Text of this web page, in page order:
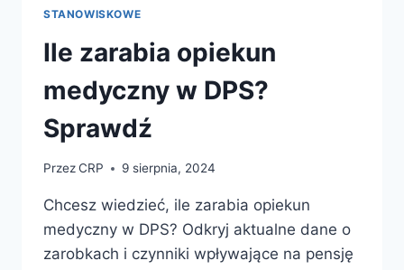
STANOWISKOWE
Ile zarabia opiekun
medyczny w DPS?
Sprawdź
PrzezCRP 9 sierpnia, 2024
Chcesz wiedzieć, ile zarabia opiekun
medyczny w DPS? Odkryj aktualne dane o
zarobkach i czynniki wpływające na pensję